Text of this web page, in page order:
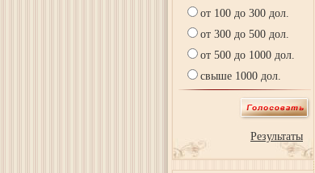
от 100 до 300 дол.
от 300 до 500 дол.
от 500 до 1000 дол.
свыше 1000 дол.
Результаты